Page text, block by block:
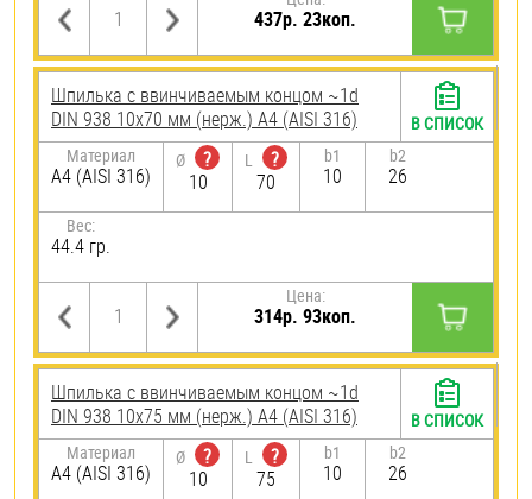
437р. 23коп.
Шпилька c ввинчиваемым концом ~1d
DIN 938 10х70 мм (нерж.) A4 (AISI 316)
Материал
A4 (AISI 316)
Ø
?
10
L
?
70
b1
10
b2
26
Вес:
44.4 гр.
Цена:
314р. 93коп.
В СПИСОК
Шпилька c ввинчиваемым концом ~1d
DIN 938 10х75 мм (нерж.) A4 (AISI 316)
Материал
A4 (AISI 316)
Ø
?
10
L
?
75
b1
10
b2
26
В СПИСОК